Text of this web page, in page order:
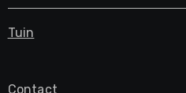
Tuin
Contact